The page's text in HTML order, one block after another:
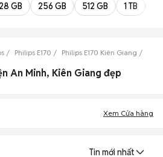
GB 256 GB 512 GB 1 TB
Philips E170 Philips E170 Kiên Giang
An Minh, Kiên Giang đẹp
Xem Cửa hàng
Tin mới nhất